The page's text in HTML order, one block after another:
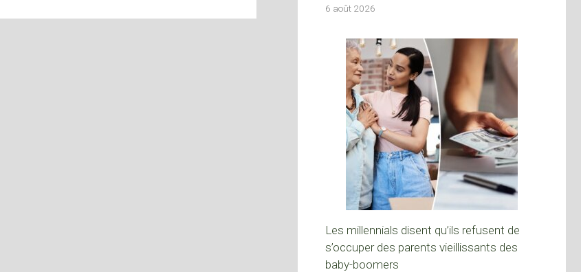
6 août 2026
Les millennials disent qu’ils refusent de
s’occuper des parents vieillissants des
baby-boomers